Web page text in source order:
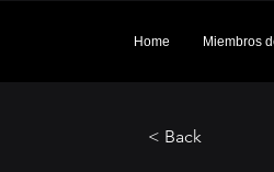
Home Miembros
< Back